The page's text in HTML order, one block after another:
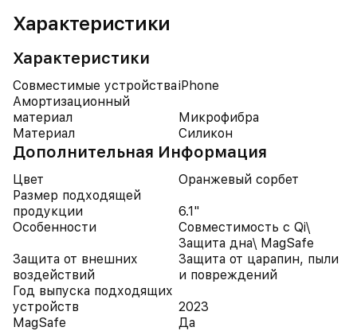
Характеристики
Характеристики
Совместимые устройстваiPhone
Амортизационный
материал
Микрофибра
Материал
Силикон
Дополнительная Информация
Цвет
Оранжевый сорбет
Размер подходящей
продукции
6.1"
Особенности
Совместимость с Qi\
Защита дна\ MagSafe
Защита от внешних
воздействий
Защита от царапин, пыли
и повреждений
Год выпуска подходящих
устройств
2023
MagSafe
Да